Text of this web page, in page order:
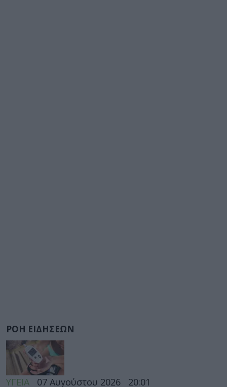
ΡΟΗ ΕΙΔΗΣΕΩΝ
ΥΓΕΙΑ 07 Αυγούστου 2026 20:01